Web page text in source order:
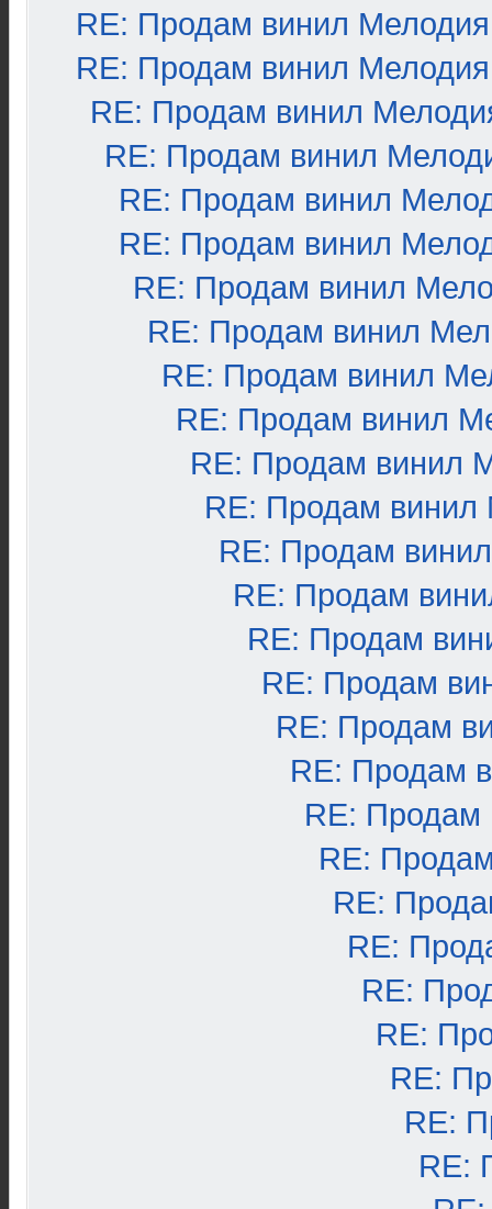
RE: Продам винил Мелодия
RE: Продам винил Мелодия
RE: Продам винил
RE: Продам винил
RE: Продам винил
RE: Продам винил
RE: Продам винил
RE: Продам винил
RE: Продам винил
RE: Продам винил
RE: Продам винил
RE: Продам винил
RE: Продам
RE: Продам
RE: Продам
RE: Продам
RE: Продам
RE: Продам
RE: Продам
RE:
RE:
RE:
RE:
RE:
RE:
RE:
RE: